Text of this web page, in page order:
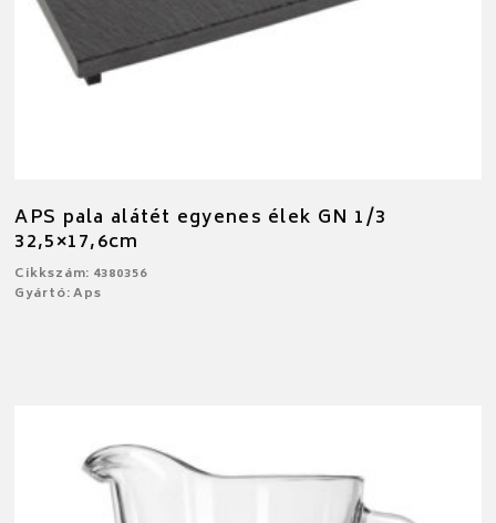
APS pala alátét egyenes élek GN 1/3
32,5×17,6cm
Cikkszám: 4380356
Gyártó: Aps